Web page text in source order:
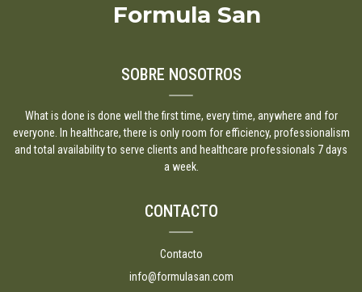
Formula San
SOBRE NOSOTROS
What is done is done well the first time, every time, anywhere and for
everyone. In healthcare, there is only room for efficiency, professionalism
and total availability to serve clients and healthcare professionals 7 days
a week.
CONTACTO
Contacto
info@formulasan.com